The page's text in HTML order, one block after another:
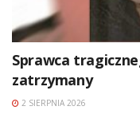
Sprawca
zatrzymany
2 SIERPNIA 2026